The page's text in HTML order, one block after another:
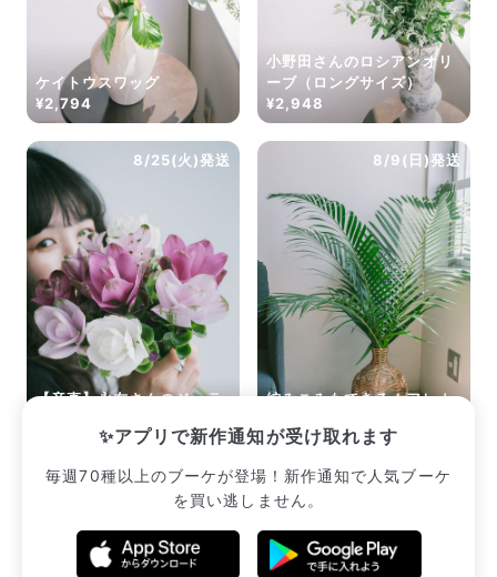
✨アプリで新作通知が受け取れます
毎週70種以上のブーケが登場！新作通知で人気ブーケ
を買い逃しません。
ケイトウスワッグ
¥2,794
小野田さんのロシアンオリ
ーブ（ロングサイズ）
¥2,948
8/25(火)発送
【産直】永友さんのジェラ
8/9(日)発送
編みこみもできる！アレカ
¥2,222
販売中のブーケ一覧へ